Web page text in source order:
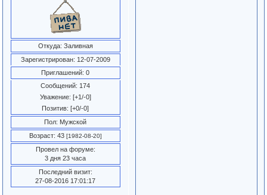
Откуда: Заливная
Зарегистрирован: 12-07-2009
Приглашений: 0
Сообщений: 174
Уважение: [+1/-0]
Позитив: [+0/-0]
Пол: Мужской
Возраст: 43 [1982-08-20]
Провел на форуме:
3 дня 23 часа
Последний визит:
27-08-2016 17:01:17